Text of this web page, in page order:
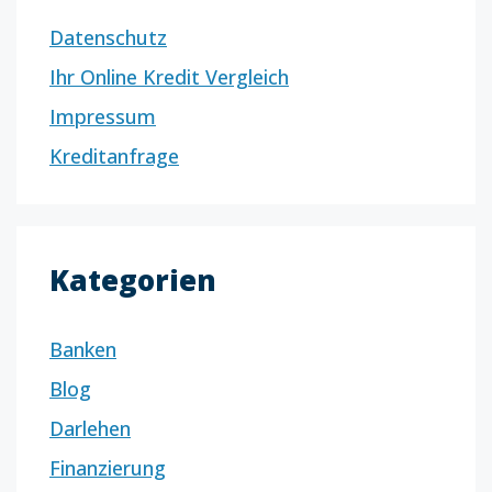
Datenschutz
Ihr Online Kredit Vergleich
Impressum
Kreditanfrage
Kategorien
Banken
Blog
Darlehen
Finanzierung